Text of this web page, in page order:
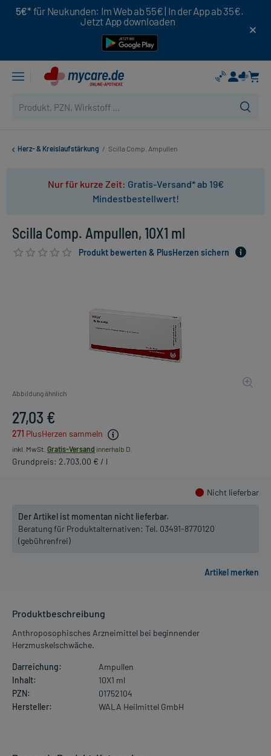
5€* für Neukunden: Im Web ab 55€ | In der App ab 35€.
Jetzt App downloaden
Herz- & Kreislaufstärkung / Scilla Comp. Ampullen
Nur für kurze Zeit: Gratis-Versand* ab 19€
Mindestbestellwert!
Scilla Comp. Ampullen, 10X1 ml
Produkt bewerten & PlusHerzen sichern
Abbildung ähnlich
27,03 €
271 PlusHerzen sammeln
inkl. MwSt. Gratis-Versand innerhalb D.
Grundpreis: 2.703,00 € / l
Nicht lieferbar
Der Artikel ist momentan nicht lieferbar.
Beratung für Produktalternativen: Tel. 03491-8770120
(gebührenfrei)
Produktbeschreibung
Anthroposophisches Arzneimittel bei beginnender
Herzmuskelschwäche.
Darreichung:
Ampullen
Inhalt:
10X1 ml
PZN:
01752104
Hersteller:
WALA Heilmittel GmbH